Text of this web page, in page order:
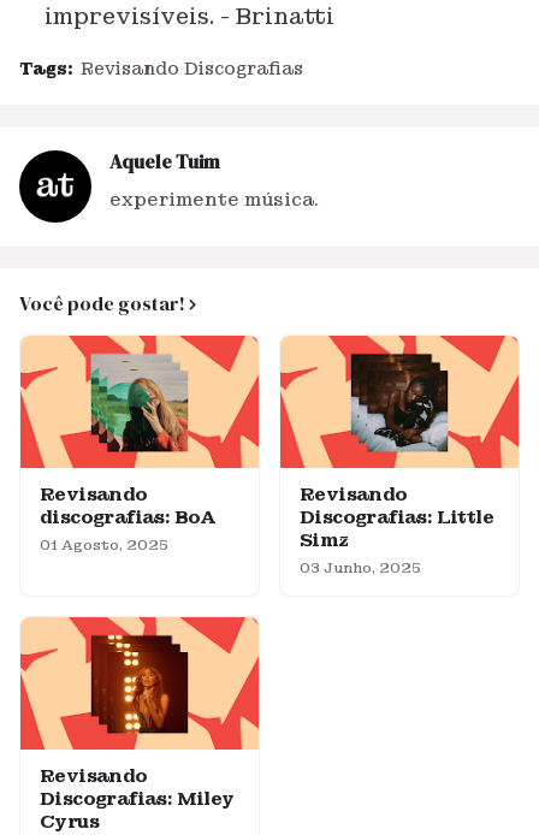
imprevisíveis. - Brinatti
Tags: Revisando Discografias
Aquele Tuim
experimente música.
Você pode gostar!
Revisando
discografias: BoA
01 Agosto, 2025
Revisando
Discografias: Little
Simz
03 Junho, 2025
Revisando
Discografias: Miley
Cyrus